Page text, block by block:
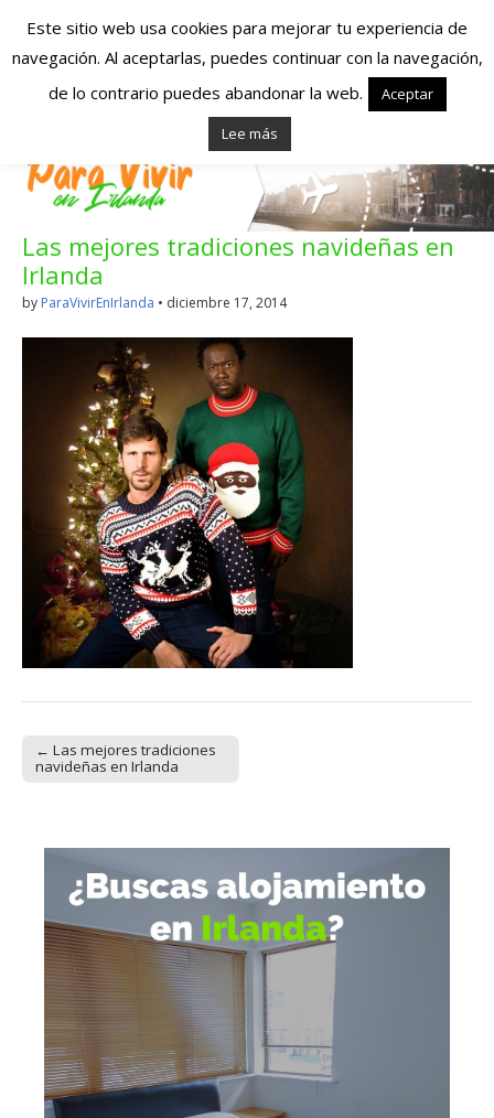
Españoles en
Irlanda – Vivir en
Irlanda – Trabajo
en Irlanda –
Alojamiento en
Irlanda
Blog dedicado a los que viven, estudian y trabajan en
Las mejores tradiciones navideñas en
Irlanda
by ParaVivirEnIrlanda • diciembre 17, 2014
Post navigation
← Las mejores tradiciones
navideñas en Irlanda
Este sitio web usa cookies para mejorar tu experiencia de
navegación. Al aceptarlas, puedes continuar con la navegación,
de lo contrario puedes abandonar la web.
Aceptar
Lee más